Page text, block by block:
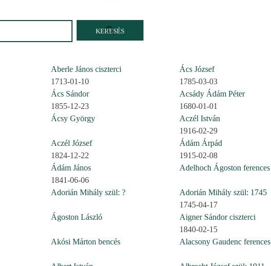
Aberle János ciszterci
1713-01-10
Ács József
1785-03-03
Ács Sándor
1855-12-23
Acsády Ádám Péter
1680-01-01
Ácsy György
Aczél István
1916-02-29
Aczél József
1824-12-22
Ádám Árpád
1915-02-08
Ádám János
1841-06-06
Adelhoch Ágoston ferences
Adorián Mihály szül: ?
Adorián Mihály szül: 1745
1745-04-17
Ágoston László
Aigner Sándor ciszterci
1840-02-15
Akósi Márton bencés Alacsony Gaudenc ferences